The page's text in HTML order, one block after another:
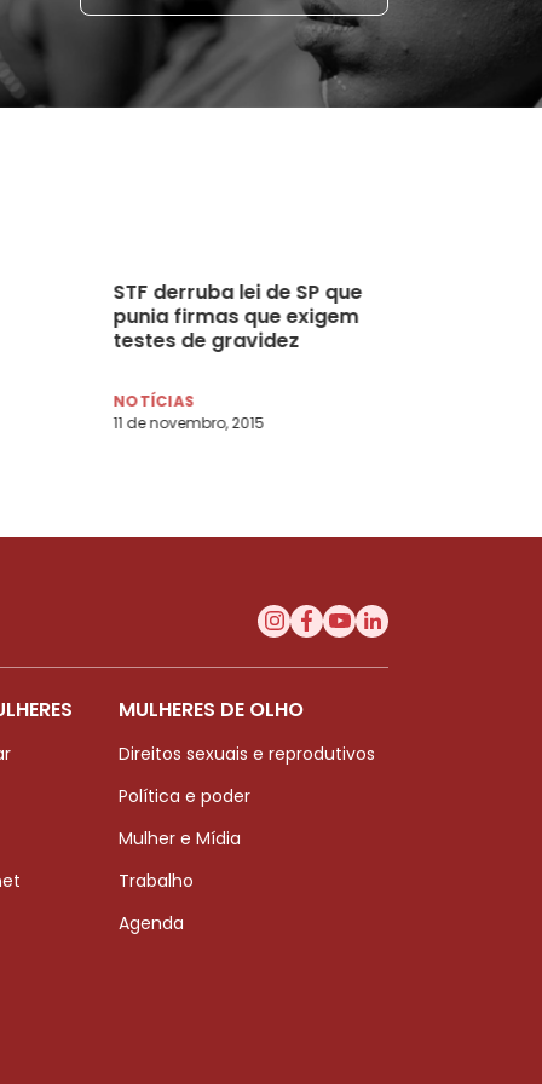
STF derruba lei de SP que
punia firmas que exigem
testes de gravidez
NOTÍCIAS
11 de novembro, 2015
MULHERES DE OLHO
Direitos sexuais e reprodutivos
Política e poder
Mulher e Mídia
Trabalho
Agenda